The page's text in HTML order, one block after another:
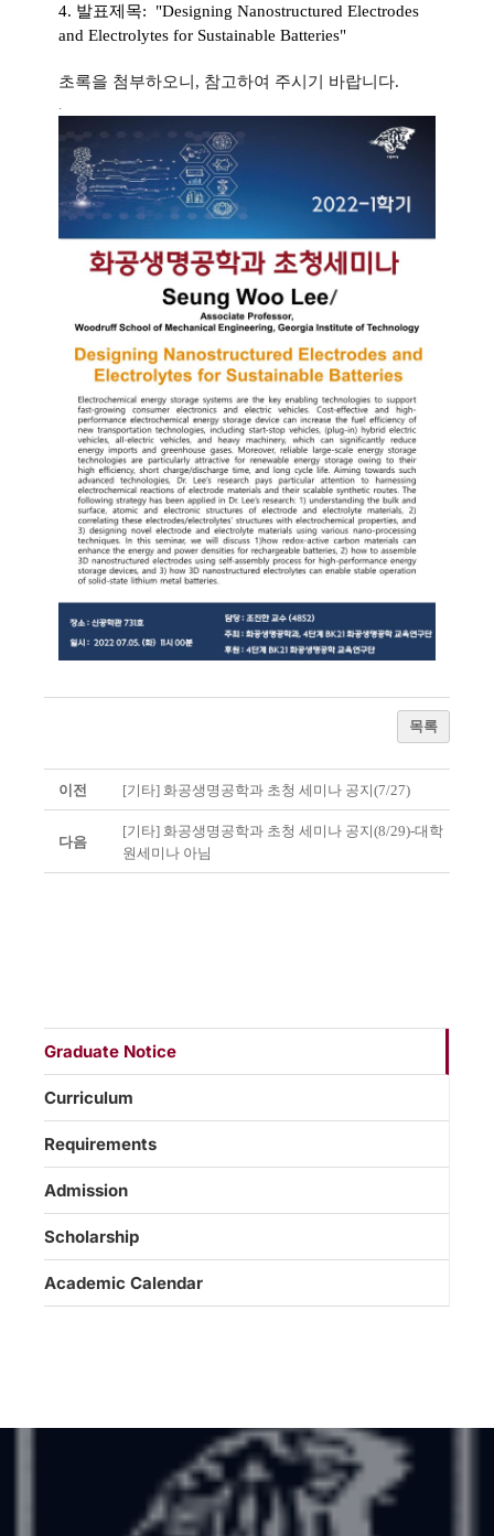
4. 발표제목: "Designing Nanostructured Electrodes
and Electrolytes for Sustainable Batteries"
초록을 첨부하오니, 참고하여 주시기 바랍니다.
.
목록
이전 [기타] 화공생명공학과 초청 세미나 공지(7/27)
다음
[기타] 화공생명공학과 초청 세미나 공지(8/29)-대학
원세미나 아님
Graduate Notice
Curriculum
Requirements
Admission
Scholarship
Academic Calendar